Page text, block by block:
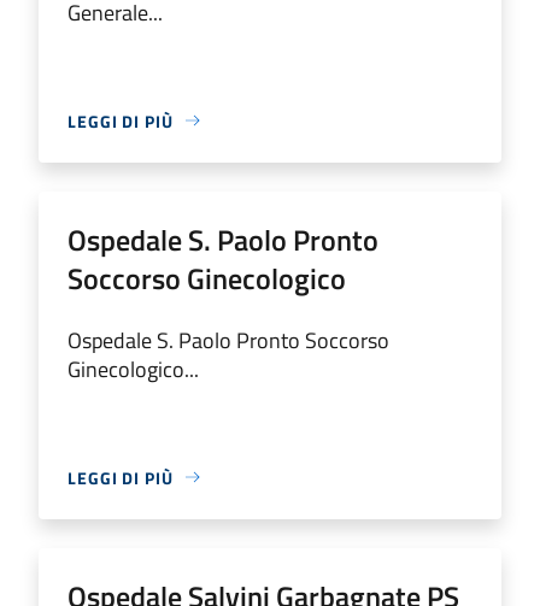
Generale...
LEGGI DI PIÙ
Ospedale S. Paolo Pronto
Soccorso Ginecologico
Ospedale S. Paolo Pronto Soccorso
Ginecologico...
LEGGI DI PIÙ
Ospedale Salvini Garbagnate PS